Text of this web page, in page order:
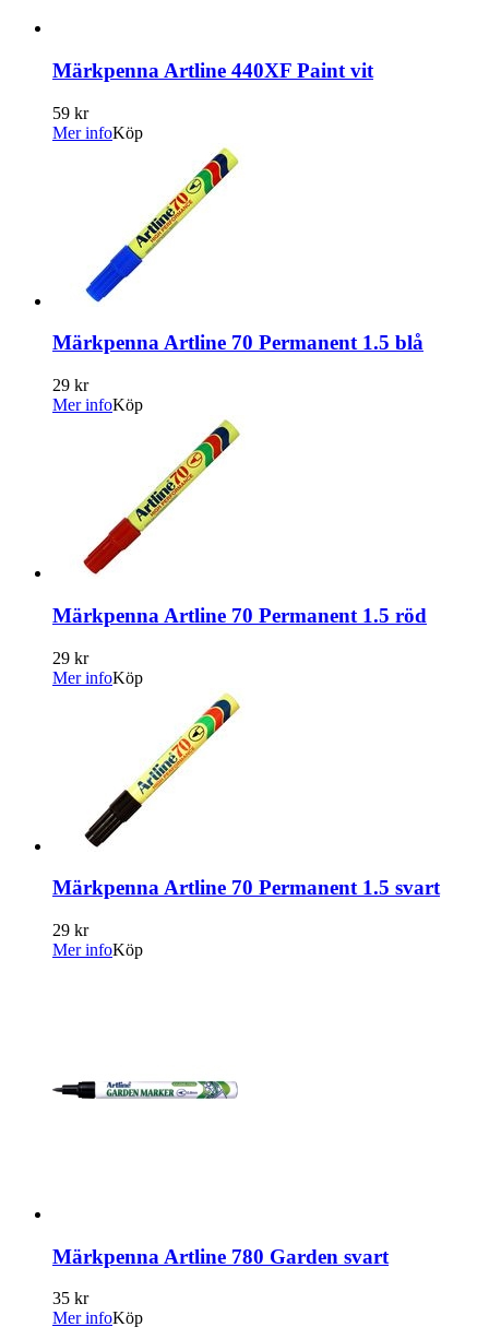
Märkpenna Artline 440XF Paint vit
59 kr
Mer infoKöp
Märkpenna Artline 70 Permanent 1.5 blå
29 kr
Mer infoKöp
Märkpenna Artline 70 Permanent 1.5 röd
29 kr
Mer infoKöp
Märkpenna Artline 70 Permanent 1.5 svart
29 kr
Mer infoKöp
Märkpenna Artline 780 Garden svart
35 kr
Mer infoKöp